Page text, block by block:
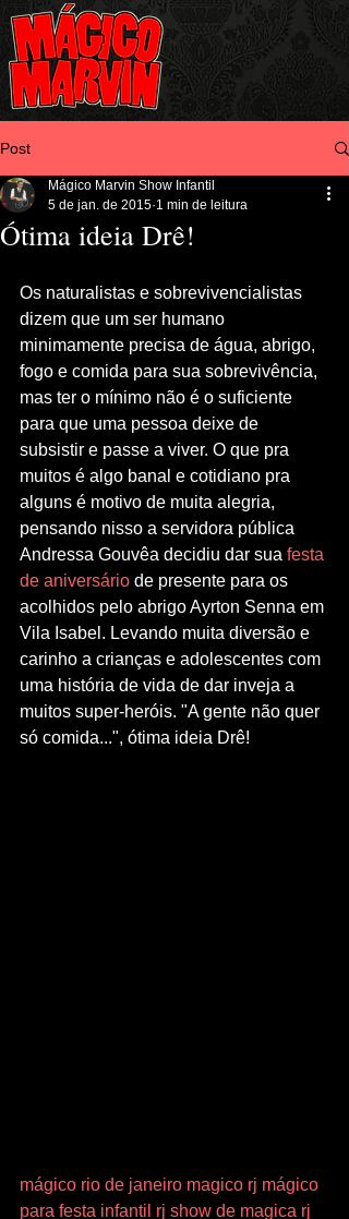
Post
Ótima ideia Drê!
Mágico Marvin Show Infantil
5 de jan. de 2015 1 min de leitura
Os naturalistas e sobrevivencialistas
dizem que um ser humano
minimamente precisa de água, abrigo,
fogo e comida para sua sobrevivência,
mas ter o mínimo não é o suficiente
para que uma pessoa deixe de
subsistir e passe a viver. O que pra
muitos é algo banal e cotidiano pra
alguns é motivo de muita alegria,
pensando nisso a servidora pública
Andressa Gouvêa decidiu dar sua festa
de aniversário de presente para os
acolhidos pelo abrigo Ayrton Senna em
Vila Isabel. Levando muita diversão e
carinho a crianças e adolescentes com
uma história de vida de dar inveja a
muitos super-heróis. "A gente não quer
só comida...", ótima ideia Drê!
mágico rio de janeiro magico rj mágico
para festa infantil rj show de magica rj